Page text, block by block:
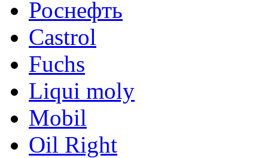
Роснефть
Castrol
Fuchs
Liqui moly
Mobil
Oil Right